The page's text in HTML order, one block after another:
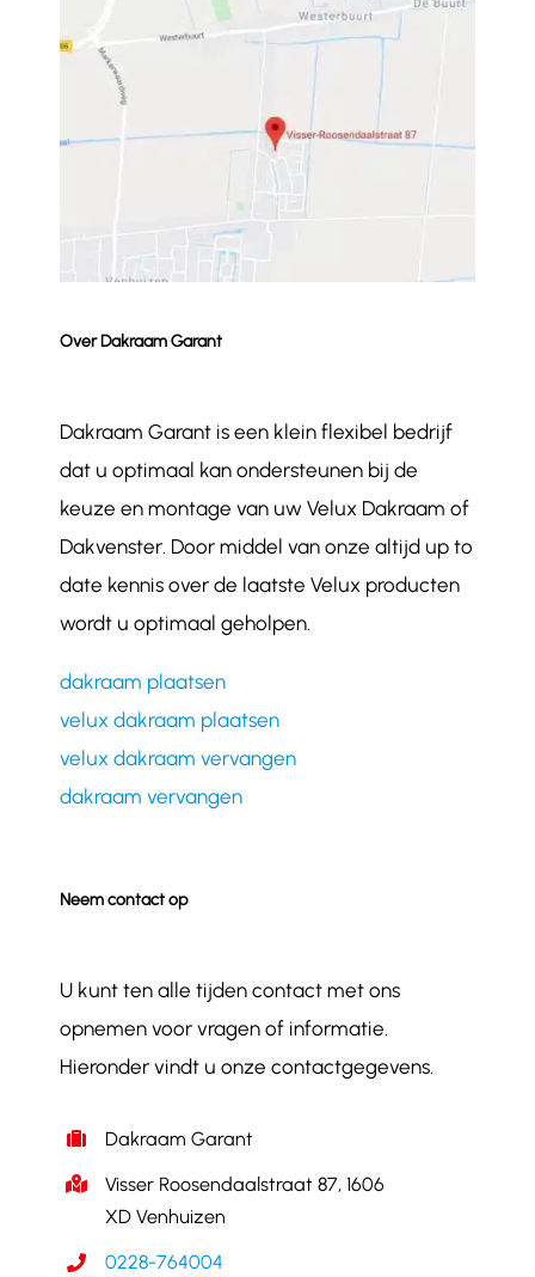
Over Dakraam Garant
Dakraam Garant is een klein flexibel bedrijf
dat u optimaal kan ondersteunen bij de
keuze en montage van uw Velux Dakraam of
Dakvenster. Door middel van onze altijd up to
date kennis over de laatste Velux producten
wordt u optimaal geholpen.
dakraam plaatsen
velux dakraam plaatsen
velux dakraam vervangen
dakraam vervangen
Neem contact op
U kunt ten alle tijden contact met ons
opnemen voor vragen of informatie.
Hieronder vindt u onze contactgegevens.
Dakraam Garant
Visser Roosendaalstraat 87, 1606
XD Venhuizen
0228-764004